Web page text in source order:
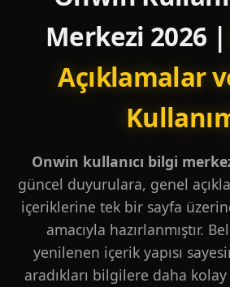
Merkezi 2026 |
Açıklamalar
Onwin kullanıcı bilgi
güncel duyurulara, genel
içeriklerine tek bir sayfa
amacıyla hazırlanmıştır.
yenilenen içerik yapısı
aradıkları bilgilere daha